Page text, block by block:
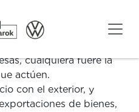
sectores productivos del
a las micro,
cualquiera fuere la
actúen.
con el exterior, y
de bienes,